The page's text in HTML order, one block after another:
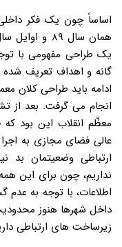
اساساً چون یک فکر
یک طراحی مفهومی با
گانه و اهداف تعریف
ادامه باید طراحی کلان
انجام می گرفت. بعد از
معظّم انقلاب این بود
عالی فضای مجازی به
ارتباطی وضعیتمان بد
نداریم، چون برای این
اطلاعات، با توجه به
داخل شهرها هنوز
زیرساخت های ارتباطی